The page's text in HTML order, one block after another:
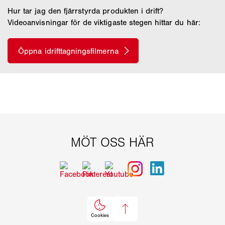
Hur tar jag den fjärrstyrda produkten i drift?
Videoanvisningar för de viktigaste stegen hittar du här: